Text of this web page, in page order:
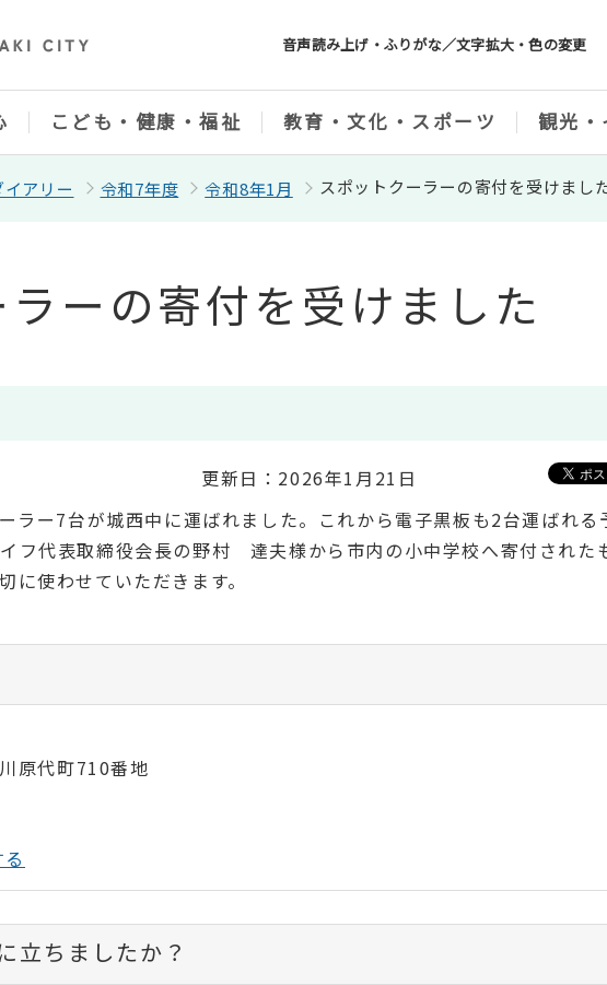
音声読み上げ・ふりがな／文字拡大・色の変更
こども・健康・福祉 教育・文化・スポーツ 観光・
アリー 令和7年度 令和8年1月 スポットクーラーの寄付を受けまし
ーの寄付を受けました
更新日：2026年1月21日
ラー7台が城西中に運ばれました。これから電子黒板も2台運ばれる
フ代表取締役会長の野村 達夫様から市内の小中学校へ寄付された
に使わせていただきます。
原代町710番地
立ちましたか？